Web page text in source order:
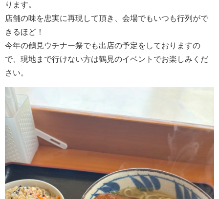
ります。
店舗の味を忠実に再現して頂き、会場でもいつも行列がで
きるほど！
今年の鶴見ウチナー祭でも出店の予定をしておりますの
で、現地まで行けない方は鶴見のイベントでお楽しみくだ
さい。